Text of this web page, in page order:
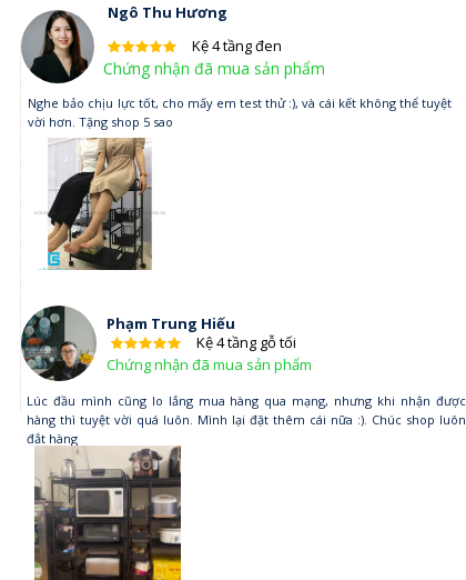
Ngô Thu Hương
Nghe bảo chịu lực tốt, cho mấy em test thử :), và cái kết không thể tuyệt
vời hơn. Tặng shop 5 sao
Kệ 4 tầng đen
Chứng nhận đã mua sản phẩm
Phạm Trung Hiếu
Lúc đầu mình cũng lo lắng mua hàng qua mạng, nhưng khi nhận được
hàng thì tuyệt vời quá luôn. Mình lại đặt thêm cái nữa :). Chúc shop luôn
đắt hàng
Kệ 4 tầng gỗ tối
Chứng nhận đã mua sản phẩm